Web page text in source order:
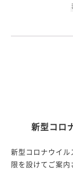
新型コロ
新型コロナウイ
限を設けてご案